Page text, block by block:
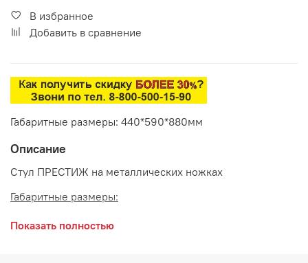
В избранное
Добавить в сравнение
Габаритные размеры: 440*590*880мм
Описание
Стул ПРЕСТИЖ на металлических ножках
Габаритные размеры:
ширина сидения 440 мм
Показать полностью